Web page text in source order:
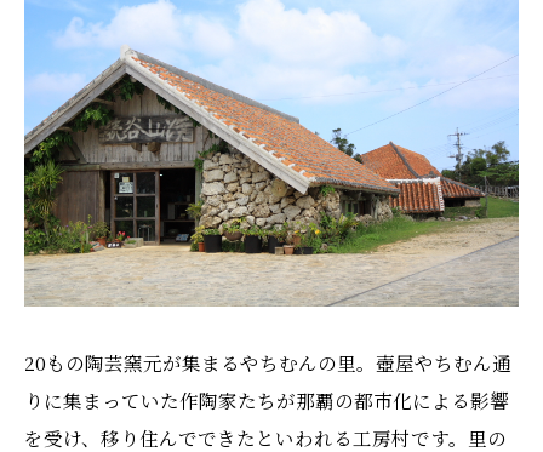
20もの陶芸窯元が集まるやちむんの里。壺屋やちむん通
りに集まっていた作陶家たちが那覇の都市化による影響
を受け、移り住んでできたといわれる工房村です。里の